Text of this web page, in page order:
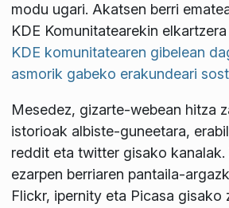
modu ugari. Akatsen berri
KDE Komunitatearekin
KDE komunitatearen gibelean
asmorik gabeko erakundeari
Mesedez, gizarte-webean hitza
istorioak albiste-guneetara,
reddit eta twitter gisako
ezarpen berriaren pantaila-
Flickr, ipernity eta Picasa gisako